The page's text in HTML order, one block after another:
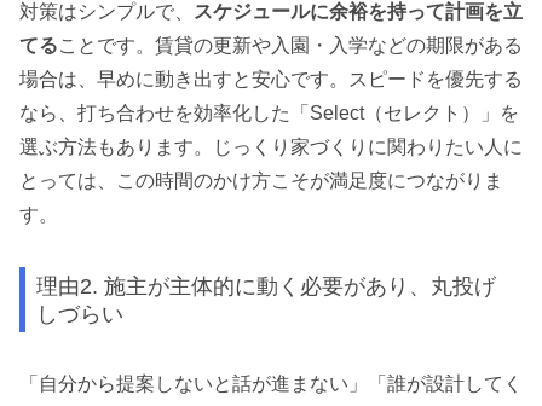
対策はシンプルで、 スケジュールに余裕を持って計画を立
てることです。賃貸の更新や入園・入学などの期限がある
場合は、早めに動き出すと安心です。スピードを優先する
なら、打ち合わせを効率化した「Select（セレクト）」を
選ぶ方法もあります。じっくり家づくりに関わりたい人に
とっては、この時間のかけ方こそが満足度につながりま
す。
理由2. 施主が主体的に動く必要があり、丸投げ
しづらい
「自分から提案しないと話が進まない」「誰が設計してく